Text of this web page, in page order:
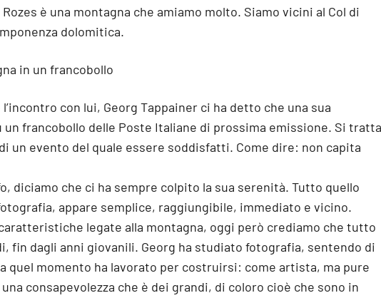
è una montagna che amiamo molto. Siamo vicini al Col di
dolomitica.
in un francobollo
con lui, Georg Tappainer ci ha detto che una sua
francobollo delle Poste Italiane di prossima emissione. Si tratta
un evento del quale essere soddisfatti. Come dire: non capita
diciamo che ci ha sempre colpito la sua serenità. Tutto quello
appare semplice, raggiungibile, immediato e vicino.
legate alla montagna, oggi però crediamo che tutto
fin dagli anni giovanili. Georg ha studiato fotografia, sentendo di
quel momento ha lavorato per costruirsi: come artista, ma pure
consapevolezza che è dei grandi, di coloro cioè che sono in